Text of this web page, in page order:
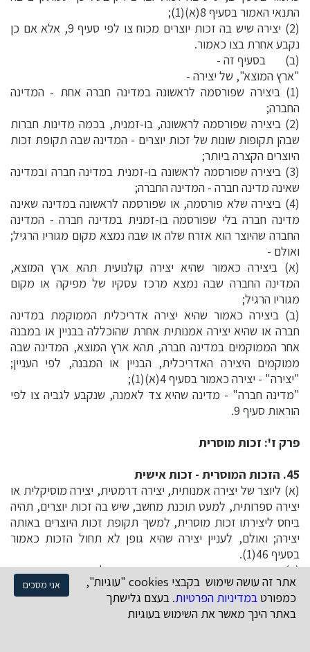
התנאי האמור בסעיף 8(א)(1);
(2) יצירה שיש בה זכות יוצרים מכוח צו לפי סעיף 9, אלא אם כן
נקבע אחרת בצו כאמור.
(ב) בסעיף זה -
"ארץ המוצא", של יצירה -
(1) ביצירה שפורסמה לראשונה במדינה חברה אחת - המדינה
החברה;
(2) ביצירה שפורסמה לראשונה, בו-זמנית, בכמה מדינות חברות
שבהן תקופות שונות של זכות יוצרים - המדינה שבה תקופת זכות
היוצרים הקצרה ביותר;
(3) ביצירה שפורסמה לראשונה בו-זמנית במדינה חברה ובמדינה
שאינה מדינה חברה - המדינה החברה;
(4) ביצירה שלא פורסמה, או שפורסמה לראשונה במדינה שאינה
מדינה חברה בלי שפורסמה בו-זמנית במדינה חברה - המדינה
החברה שהיוצר הוא אזרח שלה או שבה נמצא מקום מגוריו הרגיל;
ואולם -
(א) ביצירה כאמור שהיא יצירה קולנועית תהא ארץ המוצא,
המדינה החברה שבה נמצא מרכז עסקיו של מפיקה או מקום
מגוריו הרגיל;
(ב) ביצירה כאמור שהיא יצירה אדריכלית הממוקמת במדינה
חברה או שהיא יצירה אמנותית אחרת שהוכללה בבניין או במבנה
אחר הממוקמים במדינה חברה, תהא ארץ המוצא, המדינה שבה
ממוקמים היצירה האדריכלית, הבניין או המבנה, לפי העניין;
"יצירה" - יצירה כאמור בסעיף 4(א)(1);
"מדינה חברה" - מדינה שהיא צד לאמנה, שנקבע לגביה צו לפי
הוראות סעיף 9.
פרק ז': זכות מוסרית
45. הזכות המוסרית - זכות אישית
(א) ליוצר של יצירה אמנותית, יצירה דרמטית, יצירה מוסיקלית או
יצירה ספרותית, למעט תוכנת מחשב, שיש בה זכות יוצרים, תהיה
ביחס ליצירתו זכות מוסרית, למשך תקופת זכות היוצרים באותה
יצירה; ואולם, לעניין יצירה שהיא גופן לא תחול הזכות כאמור
בסעיף 46(1).
(ב) הזכות המוסרית היא אישית ואינה ניתנת להעברה, והיא תעמוד
ליוצר אף אם אין לו ביצירה זכות יוצרים או אם העביר את זכות
היוצרים ביצירה, כולה או חלקה, לאחר.
אני מסכים
אתר זה עושה שימוש בקבצי cookies "עוגיות",
כמפורטבמדיניות הפרטיות. בעצם גלישתך
באתר הינך מאשר את השימוש בעוגיות